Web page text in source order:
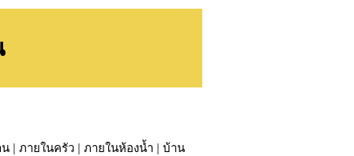
| ภายในครัว | ภายในห้องน้ำ | บ้าน